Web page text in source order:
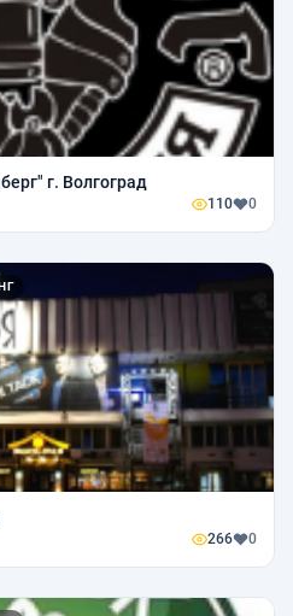
г. Волгоград
110 0
266 0